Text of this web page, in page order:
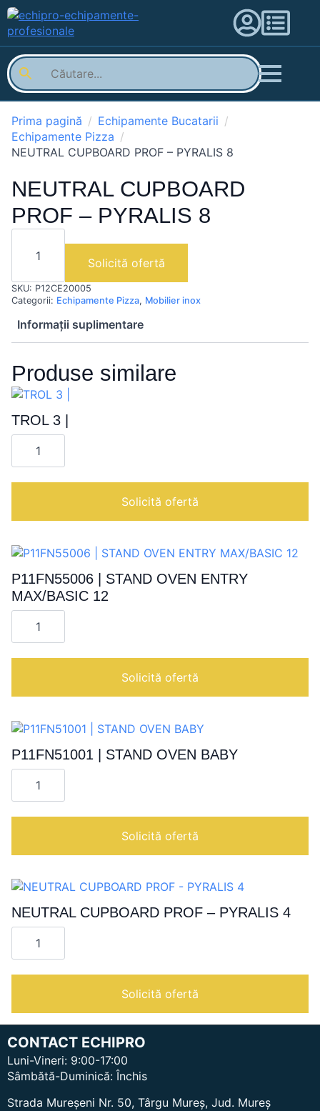
Prima pagină
Echipamente Bucatarii
Echipamente Pizza
NEUTRAL CUPBOARD PROF – PYRALIS 8
NEUTRAL CUPBOARD
PROF – PYRALIS 8
Cantitate
CUPBOARD
-
PYRALIS
8
Solicită ofertă
SKU: P12CE20005
Categorii: Echipamente Pizza, Mobilier inox
Informații suplimentare
Produse similare
TROL 3 |
Cantitate
TROL
Solicită ofertă
P11FN55006 | STAND OVEN ENTRY
MAX/BASIC 12
Cantitate
P11FN55006
OVEN
12
Solicită ofertă
P11FN51001 | STAND OVEN BABY
Cantitate
P11FN51001
OVEN
Solicită ofertă
NEUTRAL CUPBOARD PROF – PYRALIS 4
Cantitate
NEUTRAL
CUPBOARD
-
Solicită ofertă
CONTACT ECHIPRO
Luni-Vineri: 9:00-17:00
Sâmbătă-Duminică: Închis
Strada Mureșeni Nr. 50, Târgu Mureș, Jud. Mureș